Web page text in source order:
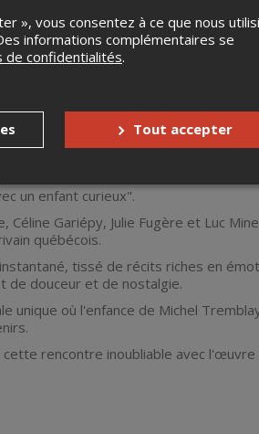
ses activités avec éclat en vous
un enfant curieux".
Céline Gariépy, Julie Fugère et Luc
québécois.
tissé de récits riches en
de douceur et de nostalgie.
unique où l'enfance de Michel
rencontre inoubliable avec
», vous consentez à ce que nous
informations complémentaires se
de confidentialités.
Tout accepter